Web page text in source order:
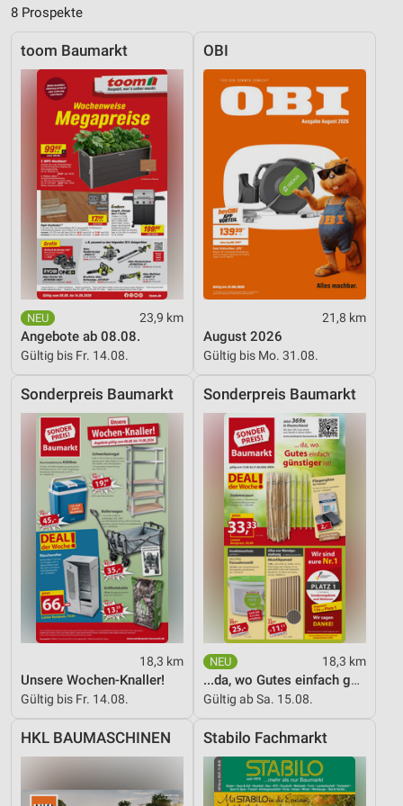
8 Prospekte
toom Baumarkt
23,9 km
Angebote ab 08.08.
Gültig bis Fr. 14.08.
OBI
21,8 km
August 2026
Gültig bis Mo. 31.08.
Sonderpreis Baumarkt
18,3 km
Unsere Wochen-Knaller!
Gültig bis Fr. 14.08.
Sonderpreis Baumarkt
18,3 km
...da, wo Gutes einfach günstiger ist!
Gültig ab Sa. 15.08.
HKL BAUMASCHINEN Stabilo Fachmarkt
von Inhalten
Verwendung von Profilen zur Auswahl
personalisierter Inhalte
Messung der Werbeleistung
Messung der Performance von Inhalten
Analyse von Zielgruppen durch Statistiken oder
Kombinationen von Daten aus verschiedenen
Quellen
Entwicklung und Verbesserung der Angebote
Verwendung reduzierter Daten zur Auswahl von
Inhalten
IAB-Besonderheiten:
Verwendung genauer Standortdaten
Geräte anhand von aktiv angeforderten
Informationen identifizieren
Nicht-IAB-Verarbeitungszwecke:
Notwendig
Performance
Funktional
Werbung